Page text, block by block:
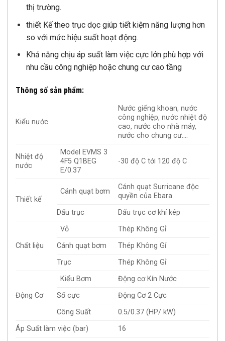
thị trường.
thiết Kế theo trục dọc giúp tiết kiệm năng lượng hơn
so với mức hiệu suất hoạt động.
Khả năng chịu áp suất làm việc cực lớn phù hợp với
nhu cầu công nghiệp hoặc chung cư cao tầng
Thông số sản phẩm:
Kiểu nước
Nước giếng khoan, nước
công nghiệp, nước nhiệt độ
cao, nước cho nhà máy,
nước cho chung cư….
Nhiệt độ
nước
Model EVMS 3
4F5 Q1BEG
E/0.37
-30 độ C tới 120 độ C
Thiết kế
Cánh quạt bơm
Cánh quạt Surricane độc
quyền của Ebara
Dấu trục
Dấu trục cơ khí kép
Chất liệu
Vỏ
Thép Không Gỉ
Cánh quạt bơm
Thép Không Gỉ
Trục
Thép Không Gỉ
Động Cơ
Kiểu Bơm
Động cơ Kín Nước
Số cực
Động Cơ 2 Cực
Công Suất
0.5/0.37 (HP/ kW)
Áp Suất làm việc (bar)
16